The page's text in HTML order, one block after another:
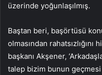
üzerinde yoğunlaşılmış.
Baştan beri, başörtüsü
olmasından
başkanı Akşener,
talep bizim bunun geçmesi